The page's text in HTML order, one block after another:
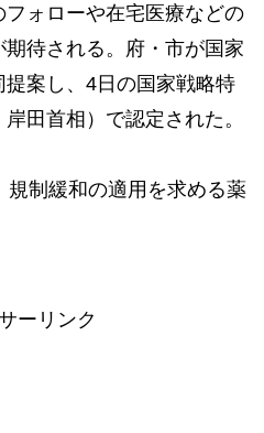
ォローや在宅医療などの
待される。府・市が国家
案し、4日の国家戦略特
田首相）で認定された。
制緩和の適用を求める薬
ーリンク